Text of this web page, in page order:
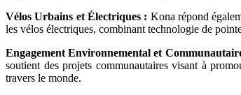
Vélos Urbains et Électriques : Kona répond
les vélos électriques, combinant technologie de
Engagement Environnemental et
soutient des projets communautaires visant à
travers le monde.